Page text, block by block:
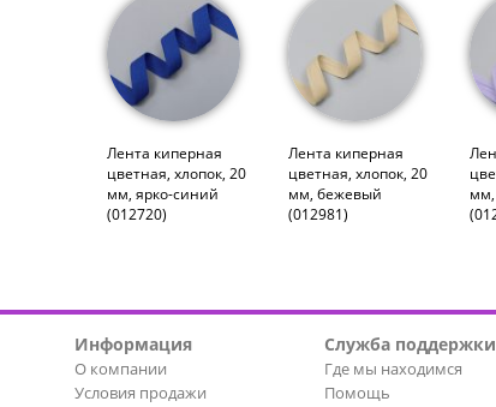
Лента киперная
цветная, хлопок, 20
мм, ярко-синий
(012720)
Лента киперная
цветная, хлопок, 20
мм, бежевый
(012981)
Информация
О компании
Условия продажи
Служба поддержки
Где мы находимся
Помощь